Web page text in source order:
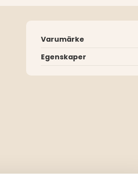
Varumärke
Egenskaper